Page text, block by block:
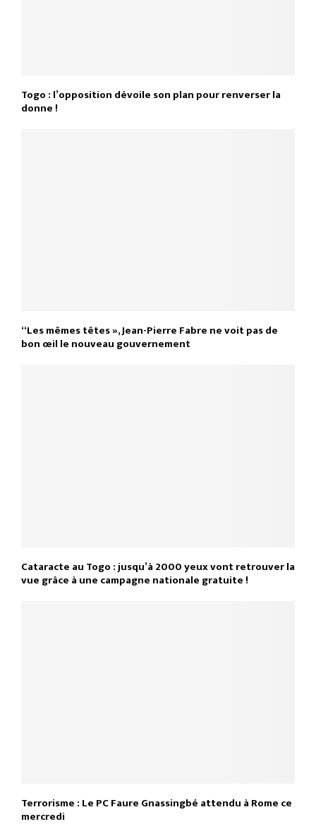
Togo : l’opposition dévoile son plan pour renverser la
donne !
“Les mêmes têtes », Jean-Pierre Fabre ne voit pas de
bon œil le nouveau gouvernement
Cataracte au Togo : jusqu’à 2000 yeux vont retrouver la
vue grâce à une campagne nationale gratuite !
Terrorisme : Le PC Faure Gnassingbé attendu à Rome ce
mercredi